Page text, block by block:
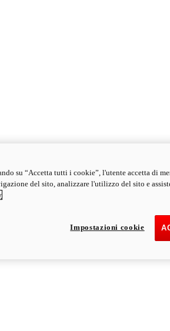
su “Accetta tutti i cookie”, l'utente accetta di
del sito, analizzare l'utilizzo del sito e
Impostazioni cookie